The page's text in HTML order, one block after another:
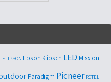
ELIPSON Epson Klipsch LED Mission
Paradigm Pioneer ROTEL